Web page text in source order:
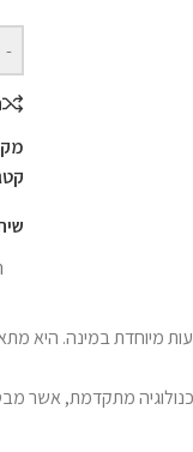
-
במינה. היא